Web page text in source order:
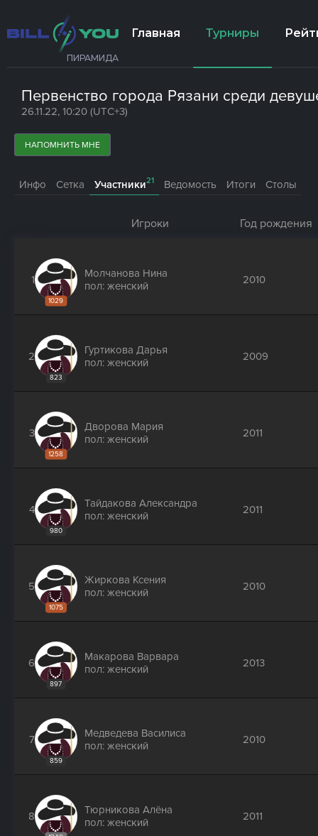
ПИРАМИДА
Главная Турниры
Первенство города Рязани среди
26.11.22, 10:20 (UTC+3)
НАПОМНИТЬ МНЕ
Инфо Сетка Участники21 Ведомость Итоги Столы
Игроки Год рождения
1
1029
Молчанова Нина
пол: женский
2010
2
823
Гуртикова Дарья
пол: женский
2009
3
1258
Дворова Мария
пол: женский
2011
4
980
Тайдакова Александра
пол: женский
2011
5
1075
Жиркова Ксения
пол: женский
2010
6
897
Макарова Варвара
пол: женский
2013
7
859
Медведева Василиса
пол: женский
2010
8
Тюрникова Алёна
пол: женский
2011